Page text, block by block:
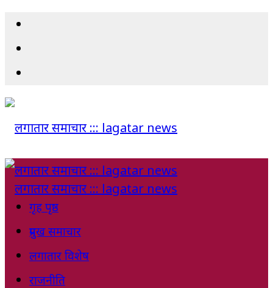
गृह पृष्ठ
प्रमुख समाचार
लगातार विशेष
राजनीति